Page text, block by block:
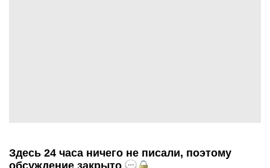
Здесь 24 часа ничего не писали, поэтому